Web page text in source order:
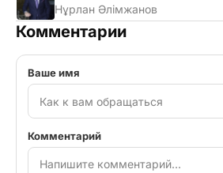
Нұрлан Әлімжанов
Комментарии
Ваше имя
Комментарий